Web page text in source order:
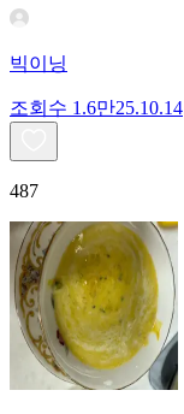
빅이닝
조회수 1.6만25.10.14
487